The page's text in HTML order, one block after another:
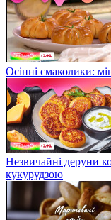
Осінні смаколики:
Незвичайні деруни
кукурудзою